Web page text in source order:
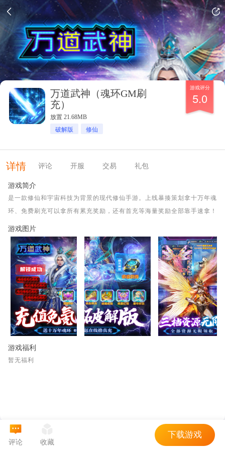
万道武神（魂环GM刷
充）
放置 21.68MB
破解版 修仙
游戏评分
5.0
详情 评论 开服 交易 礼包
游戏简介
是一款修仙和宇宙科技为背景的现代修仙手游。上线暴揍策划拿十万年魂
环、免费刷充可以拿所有累充奖励，还有首充等海量奖励全部靠手速拿！
游戏图片
游戏福利
暂无福利
评论 收藏
下载游戏